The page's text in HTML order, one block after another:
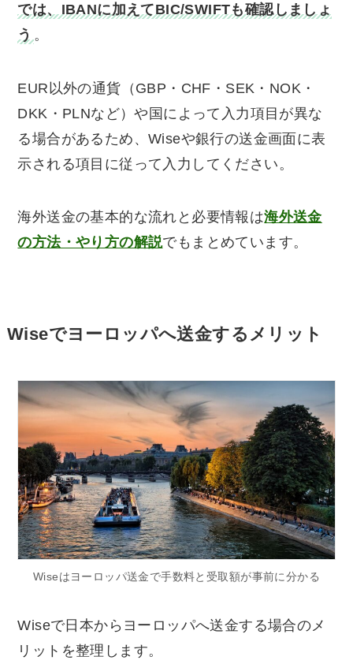
では、IBANに加えてBIC/SWIFTも確認しましょ
う 。
EUR以外の通貨（GBP・CHF・SEK・NOK・
DKK・PLNなど）や国によって入力項目が異な
る場合があるため、Wiseや銀行の送金画面に表
示される項目に従って入力してください。
海外送金の基本的な流れと必要情報は海外送金
の方法・やり方の解説でもまとめています。
Wiseでヨーロッパへ送金するメリット
Wiseはヨーロッパ送金で手数料と受取額が事前に分かる
Wiseで日本からヨーロッパへ送金する場合のメ
リットを整理します。